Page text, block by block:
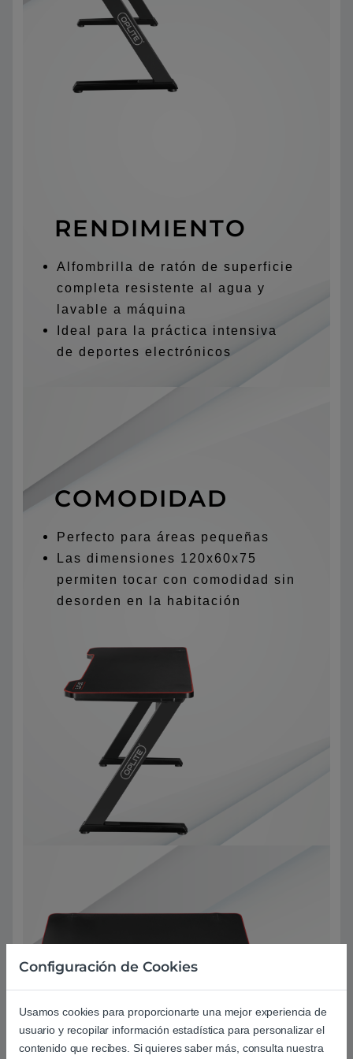
RENDIMIENTO
Alfombrilla de ratón de superficie
completa resistente al agua y
lavable a máquina
Ideal para la práctica intensiva
de deportes electrónicos
COMODIDAD
Perfecto para áreas pequeñas
Las dimensiones 120x60x75
permiten tocar con comodidad sin
desorden en la habitación
Configuración de Cookies
Usamos cookies para proporcionarte una mejor experiencia de
usuario y recopilar información estadística para personalizar el
contenido que recibes. Si quieres saber más, consulta nuestra